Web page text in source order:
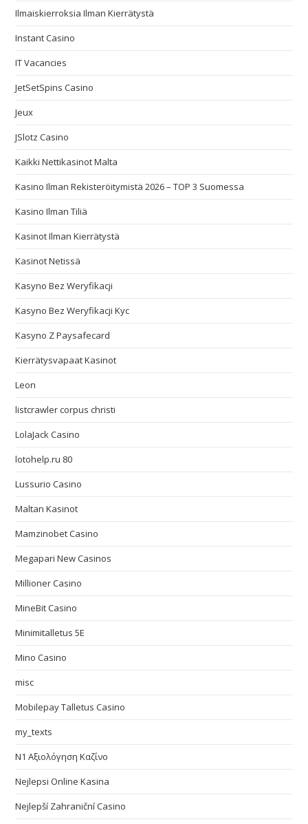
Ilmaiskierroksia Ilman Kierrätystä
Instant Casino
IT Vacancies
JetSetSpins Casino
Jeux
JSlotz Casino
Kaikki Nettikasinot Malta
Kasino Ilman Rekisteröitymistä 2026 – TOP 3 Suomessa
Kasino Ilman Tiliä
Kasinot Ilman Kierrätystä
Kasinot Netissä
Kasyno Bez Weryfikacji
Kasyno Bez Weryfikacji Kyc
Kasyno Z Paysafecard
Kierrätysvapaat Kasinot
Leon
listcrawler corpus christi
LolaJack Casino
lotohelp.ru 80
Lussurio Casino
Maltan Kasinot
Mamzinobet Casino
Megapari New Casinos
Millioner Casino
MineBit Casino
Minimitalletus 5E
Mino Casino
misc
Mobilepay Talletus Casino
my_texts
N1 Αξιολόγηση Καζίνο
Nejlepsi Online Kasina
Nejlepší Zahraniční Casino